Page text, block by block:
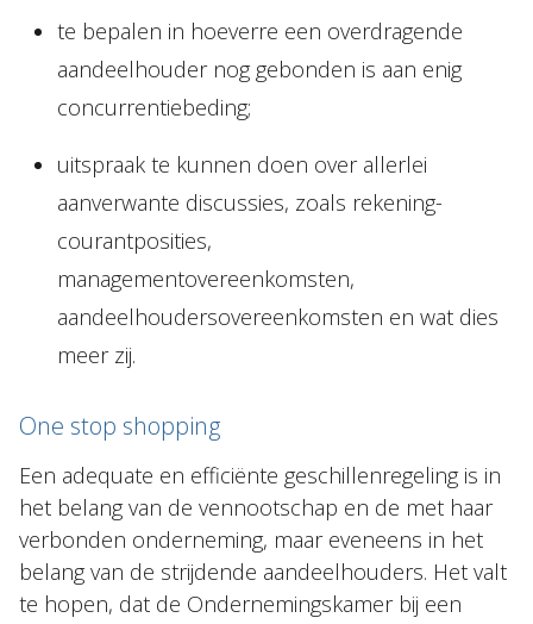
te bepalen in hoeverre een overdragende
aandeelhouder nog gebonden is aan enig
concurrentiebeding;
uitspraak te kunnen doen over allerlei
aanverwante discussies, zoals rekening-
courantposities,
managementovereenkomsten,
aandeelhoudersovereenkomsten en wat dies
meer zij.
One stop shopping
Een adequate en efficiënte geschillenregeling is in
het belang van de vennootschap en de met haar
verbonden onderneming, maar eveneens in het
belang van de strijdende aandeelhouders. Het valt
te hopen, dat de Ondernemingskamer bij een